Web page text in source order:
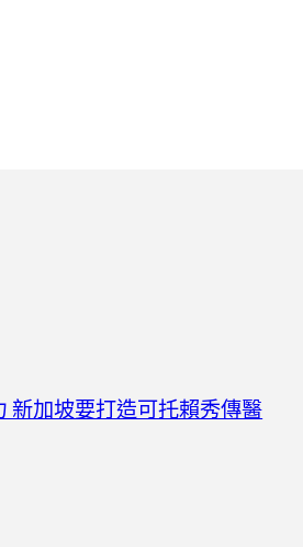
新加坡要打造可托賴秀傳醫